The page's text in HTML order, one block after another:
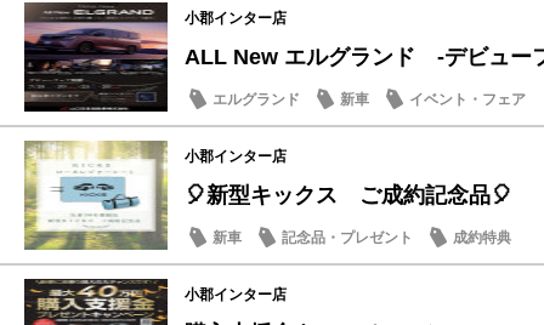
小郡インター店
ALL New エルグランド -デビュー
エルグランド 新車 イベント・フェア
小郡インター店
🎈新型キックス ご成約記念品🎈
新車 記念品・プレゼント 成約特典
小郡インター店